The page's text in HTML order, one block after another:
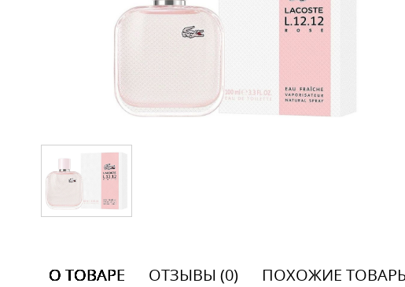
О ТОВАРЕ ОТЗЫВЫ (0) ПОХОЖИЕ